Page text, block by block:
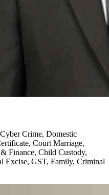
Crime, Domestic
Court Marriage,
Finance, Child Custody,
Excise, GST, Family, Criminal